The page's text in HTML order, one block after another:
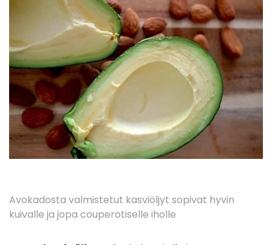
Avokadosta valmistetut kasviöljyt sopivat hyvin
kuivalle ja jopa couperotiselle iholle